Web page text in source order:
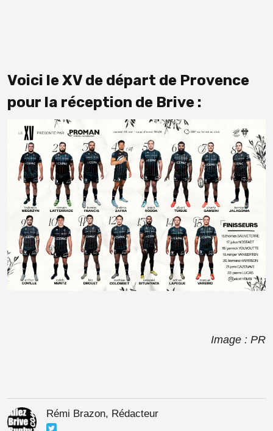
Voici le XV de départ de Provence
pour la réception de Brive :
Image : PR
Rémi Brazon, Rédacteur